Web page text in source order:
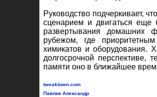
Руководство подчеркивает,
сценарием и двигаться еще
развертывания домашних
рубежом, где
химикатов и оборудования.
долгосрочной
памяти оно в ближайшее
tweaktown.com
Павлик Александр